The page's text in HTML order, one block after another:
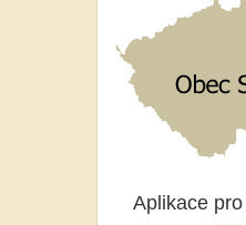
Aplikace